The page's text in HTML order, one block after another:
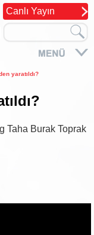
Canlı Yayın
yaratıldı?
Taha Burak Toprak